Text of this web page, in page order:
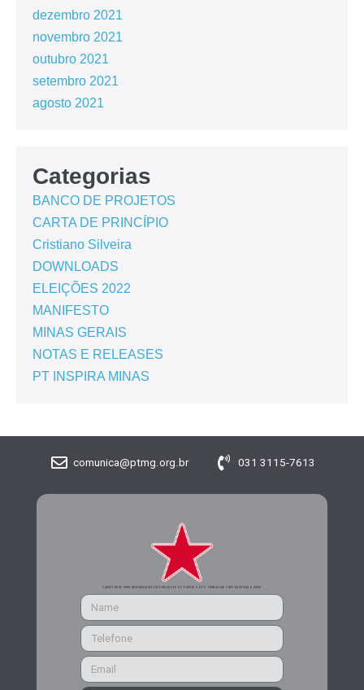
dezembro 2021
novembro 2021
outubro 2021
setembro 2021
agosto 2021
Categorias
BANCO DE PROJETOS
CARTA DE PRINCÍPIO
Cristiano Silveira
DOWNLOADS
ELEIÇÕES 2022
MANIFESTO
MINAS GERAIS
NOTAS E RELEASES
PT INSPIRA MINAS
comunica@ptmg.org.br 031 3115-7613
CADASTRE-SE PARA RECEBER MAIS INFORMAÇÕES DO PARTIDO DOS TRABALHADORES DE MINAS GERAIS